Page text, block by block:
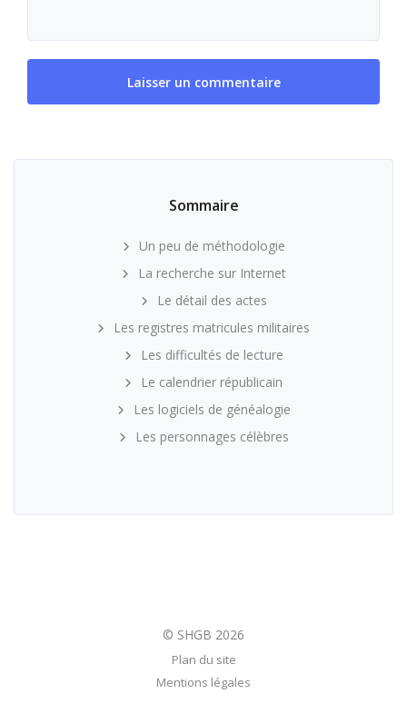
Sommaire
Un peu de méthodologie
La recherche sur Internet
Le détail des actes
Les registres matricules militaires
Les difficultés de lecture
Le calendrier républicain
Les logiciels de généalogie
Les personnages célèbres
Plan du site
Mentions légales